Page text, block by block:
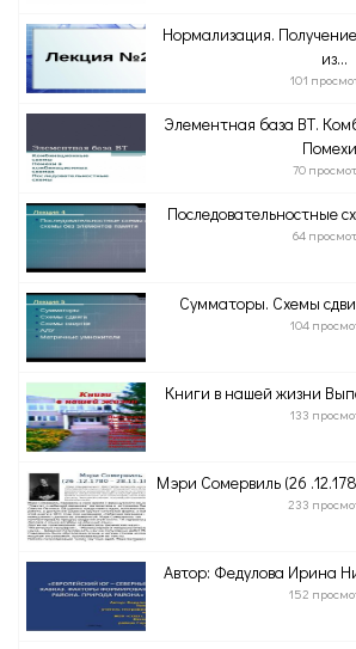
Нормализация.
из...
101
Элементная база ВТ.
70
Последовательностные
64
Сумматоры. Схемы
104
Книги в нашей жизни
133
Мэри Сомервиль (26
233
Автор: Федулова Ирина
152